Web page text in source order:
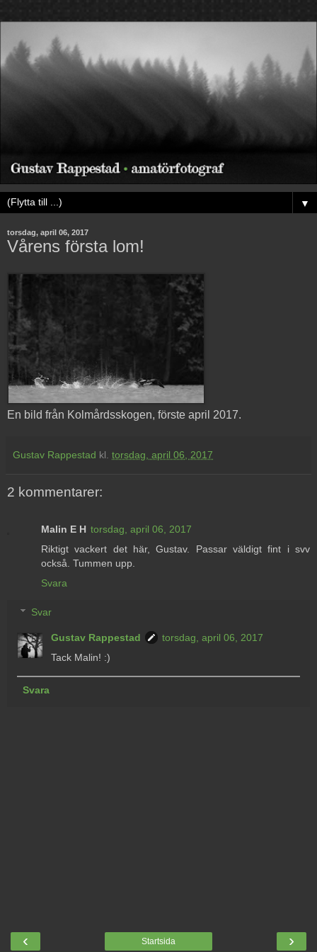
▼
torsdag, april 06, 2017
Vårens första lom!
En bild från Kolmårdsskogen, förste april 2017.
Gustav Rappestad kl. torsdag, april 06, 2017
2 kommentarer:
Malin E H torsdag, april 06, 2017
Riktigt vackert det här, Gustav. Passar väldigt fint i svv
också. Tummen upp.
Svara
Svar
Gustav Rappestad
torsdag, april 06, 2017
Tack Malin! :)
Svara
‹ ›
Startsida